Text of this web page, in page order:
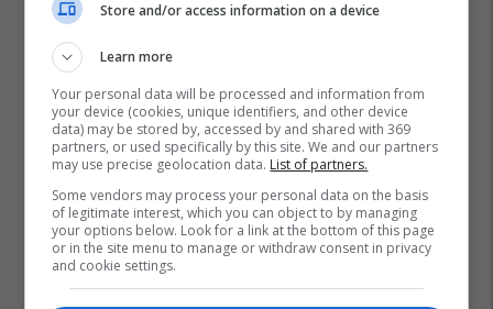
Store and/or access information on a device
Learn more
Your personal data will be processed and information from
your device (cookies, unique identifiers, and other device
data) may be stored by, accessed by and shared with 369
partners, or used specifically by this site. We and our partners
may use precise geolocation data. List of partners.
Some vendors may process your personal data on the basis
of legitimate interest, which you can object to by managing
your options below. Look for a link at the bottom of this page
or in the site menu to manage or withdraw consent in privacy
and cookie settings.